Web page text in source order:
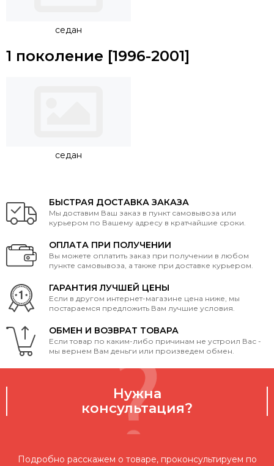
седан
1 поколение [1996-2001]
седан
БЫСТРАЯ ДОСТАВКА ЗАКАЗА
Мы доставим Ваш заказ в пункт самовывоза или
курьером по Вашему адресу в кратчайшие сроки.
ОПЛАТА ПРИ ПОЛУЧЕНИИ
Вы можете оплатить заказ при получении в любом
пункте самовывоза, а также при доставке курьером.
ГАРАНТИЯ ЛУЧШЕЙ ЦЕНЫ
Если в другом интернет-магазине цена ниже, мы
постараемся предложить Вам лучшие условия.
ОБМЕН И ВОЗВРАТ ТОВАРА
Если товар по каким-либо причинам не устроил Вас -
мы вернем Вам деньги или произведем обмен.
Нужна
консультация?
Подробно расскажем о товаре, проконсультируем по